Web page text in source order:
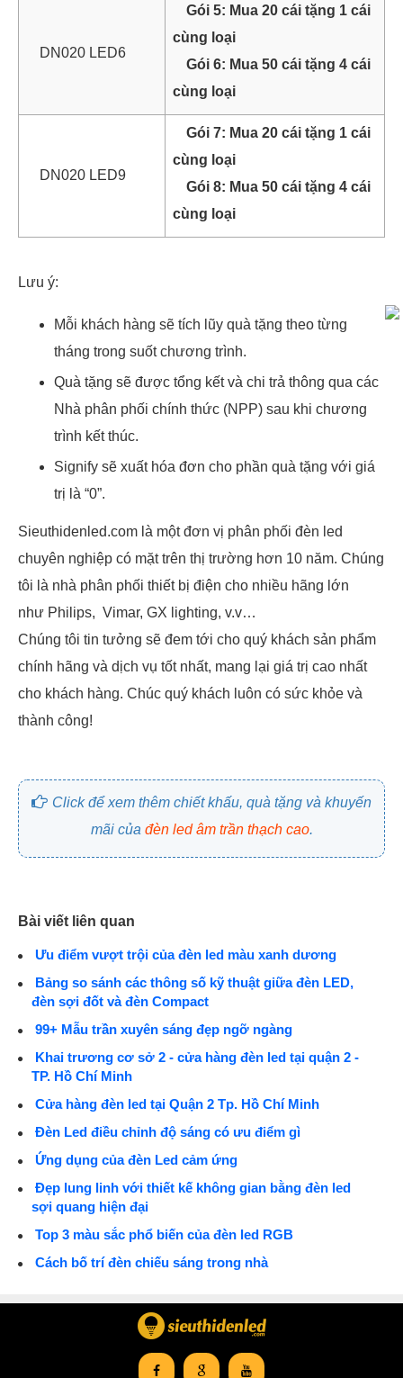
DN020 LED6
Gói 5: Mua 20 cái tặng 1 cái
cùng loại
Gói 6: Mua 50 cái tặng 4 cái
cùng loại
DN020 LED9
Gói 7: Mua 20 cái tặng 1 cái
cùng loại
Gói 8: Mua 50 cái tặng 4 cái
cùng loại
Lưu ý:
Mỗi khách hàng sẽ tích lũy quà tặng theo từng
tháng trong suốt chương trình.
Quà tặng sẽ được tổng kết và chi trả thông qua các
Nhà phân phối chính thức (NPP) sau khi chương
trình kết thúc.
Signify sẽ xuất hóa đơn cho phần quà tặng với giá
trị là “0”.
Sieuthidenled.com là một đơn vị phân phối đèn led
chuyên nghiệp có mặt trên thị trường hơn 10 năm. Chúng
tôi là nhà phân phối thiết bị điện cho nhiều hãng lớn
như Philips, Vimar, GX lighting, v.v…
Chúng tôi tin tưởng sẽ đem tới cho quý khách sản phẩm
chính hãng và dịch vụ tốt nhất, mang lại giá trị cao nhất
cho khách hàng. Chúc quý khách luôn có sức khỏe và
thành công!
Click để xem thêm chiết khấu, quà tặng và khuyến
mãi của đèn led âm trần thạch cao.
Bài viết liên quan
Ưu điểm vượt trội của đèn led màu xanh dương
Bảng so sánh các thông số kỹ thuật giữa đèn LED,
đèn sợi đốt và đèn Compact
99+ Mẫu trần xuyên sáng đẹp ngỡ ngàng
Khai trương cơ sở 2 - cửa hàng đèn led tại quận 2 -
TP. Hồ Chí Minh
Cửa hàng đèn led tại Quận 2 Tp. Hồ Chí Minh
Đèn Led điều chỉnh độ sáng có ưu điểm gì
Ứng dụng của đèn Led cảm ứng
Đẹp lung linh với thiết kế không gian bằng đèn led
sợi quang hiện đại
Top 3 màu sắc phổ biến của đèn led RGB
Cách bố trí đèn chiếu sáng trong nhà